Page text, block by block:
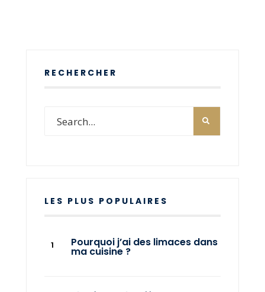
RECHERCHER
LES PLUS POPULAIRES
Pourquoi j’ai des limaces dans
ma cuisine ?